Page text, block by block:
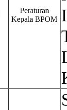
Peraturan
Kepala BPOM